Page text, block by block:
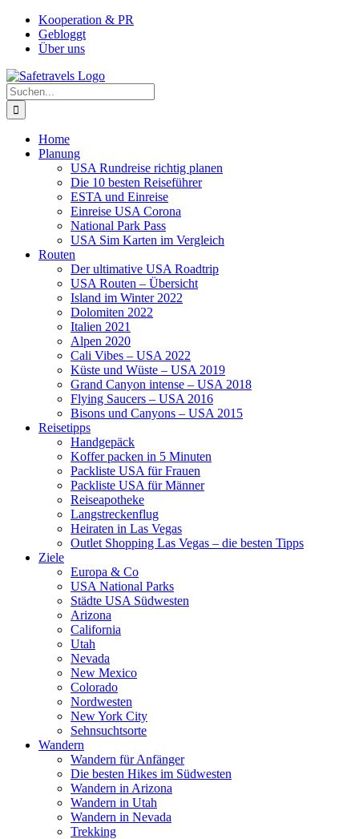
Zum
Inhalt
springen
Facebook
Instagram
YouTube
PinterestKooperation & PR
Gebloggt
Über uns
Suche
nach:
Home
Planung
USA Rundreise richtig planen
Die 10 besten Reiseführer
ESTA und Einreise
Einreise USA Corona
National Park Pass
USA Sim Karten im Vergleich
Routen
Der ultimative USA Roadtrip
USA Routen – Übersicht
Island im Winter 2022
Dolomiten 2022
Italien 2021
Alpen 2020
Cali Vibes – USA 2022
Küste und Wüste – USA 2019
Grand Canyon intense – USA 2018
Flying Saucers – USA 2016
Bisons und Canyons – USA 2015
Reisetipps
Handgepäck
Koffer packen in 5 Minuten
Packliste USA für Frauen
Packliste USA für Männer
Reiseapotheke
Langstreckenflug
Heiraten in Las Vegas
Outlet Shopping Las Vegas – die besten Tipps
Ziele
Europa & Co
USA National Parks
Städte USA Südwesten
Arizona
California
Utah
Nevada
New Mexico
Colorado
Nordwesten
New York City
Sehnsuchtsorte
Wandern
Wandern für Anfänger
Die besten Hikes im Südwesten
Wandern in Arizona
Wandern in Utah
Wandern in Nevada
Trekking